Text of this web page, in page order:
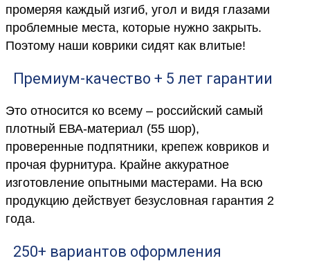
промеряя каждый изгиб, угол и видя глазами
проблемные места, которые нужно закрыть.
Поэтому наши коврики сидят как влитые!
Премиум-качество + 5 лет гарантии
Это относится ко всему – российский самый
плотный ЕВА-материал (55 шор),
проверенные подпятники, крепеж ковриков и
прочая фурнитура. Крайне аккуратное
изготовление опытными мастерами. На всю
продукцию действует безусловная гарантия 2
года.
250+ вариантов оформления